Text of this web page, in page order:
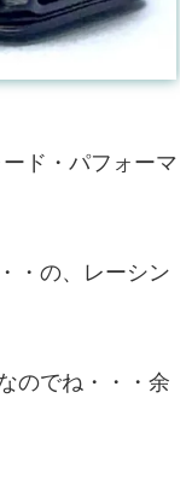
ド・パフォーマ
・の、レーシン
のでね・・・余